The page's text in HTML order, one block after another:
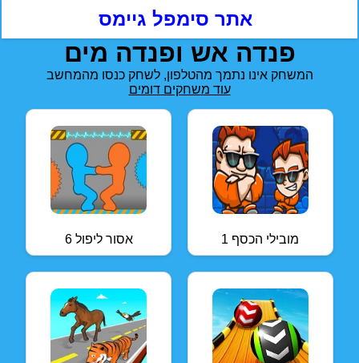
אתר סימפל גיימס
פנדה אש ופנדה מים
המשחק אינו נתמך מהטלפון, לשחק כנסו מהמחשב
עוד משחקים דומים
אסור ליפול 6 מובילי הכסף 1